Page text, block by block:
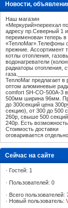
Новости,
Наш магазин
«Меркурий»переехал
адресу пр.Северный 1 и
переименован теперь в
«ТеплоМаг».Телефоны
прежние. Ассортимент
котлы отопления,
водонагреватели
радиаторы отопления,
ТеплоМаг предлагает в
оптом алюминевые
comfort SH-CO-500A-3
500мм ширина 96мм.
до 300секций цена
секцию), от 300 до 500
260р, свыше 500
240р. Есть возможность
Стоимость доставки
оговаривается отдельно.
Сейчас на сайте
· Гостей: 1
· Пользователей: 0
· Всего пользователей:
· Новый пользователь: